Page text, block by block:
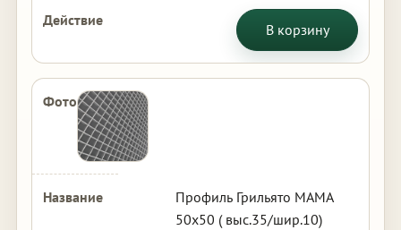
В корзину
Профиль Грильято МАМА
50х50 ( выс.35/шир.10)